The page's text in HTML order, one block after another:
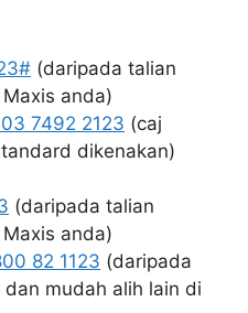
(daripada talian
anda)
7492 2123 (caj
dikenakan)
(daripada talian
anda)
82 1123 (daripada
mudah alih lain di